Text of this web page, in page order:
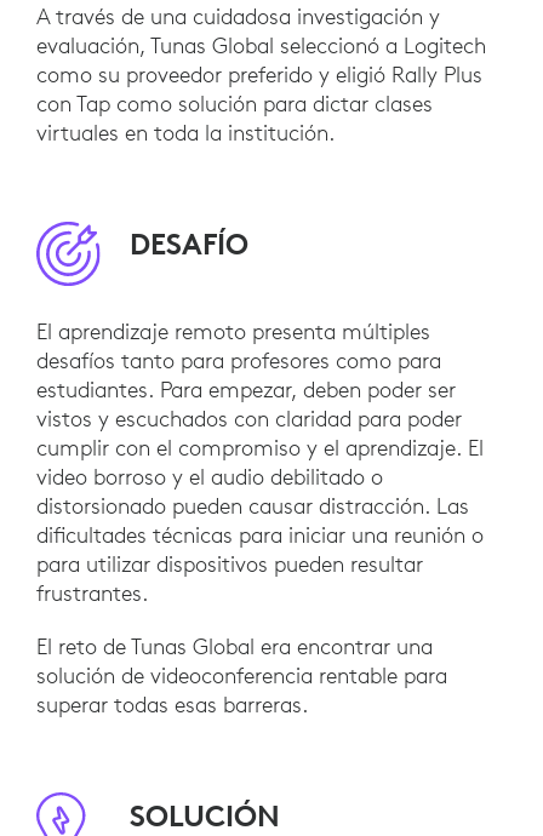
A través de una cuidadosa investigación y
evaluación, Tunas Global seleccionó a Logitech
como su proveedor preferido y eligió Rally Plus
con Tap como solución para dictar clases
virtuales en toda la institución.
DESAFÍO
El aprendizaje remoto presenta múltiples
desafíos tanto para profesores como para
estudiantes. Para empezar, deben poder ser
vistos y escuchados con claridad para poder
cumplir con el compromiso y el aprendizaje. El
video borroso y el audio debilitado o
distorsionado pueden causar distracción. Las
dificultades técnicas para iniciar una reunión o
para utilizar dispositivos pueden resultar
frustrantes.
El reto de Tunas Global era encontrar una
solución de videoconferencia rentable para
superar todas esas barreras.
SOLUCIÓN